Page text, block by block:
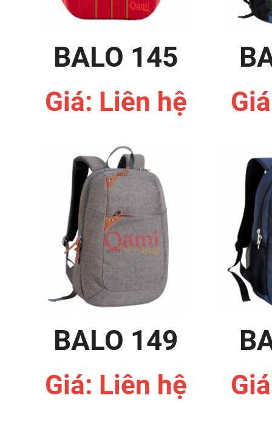
BALO 145
Giá: Liên hệ
BALO 149
Giá: Liên hệ